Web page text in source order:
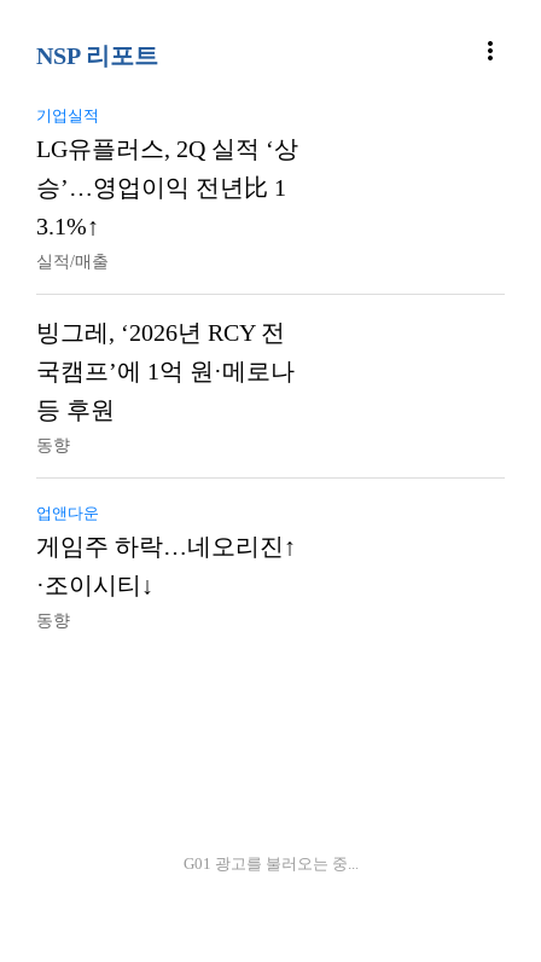
NSP 리포트 more_vert
기업실적
LG유플러스, 2Q 실적 ‘상
승’…영업이익 전년比 1
3.1%↑
실적/매출
빙그레, ‘2026년 RCY 전
국캠프’에 1억 원·메로나
등 후원
동향
업앤다운
게임주 하락…네오리진↑
·조이시티↓
동향
G01 광고를 불러오는 중...